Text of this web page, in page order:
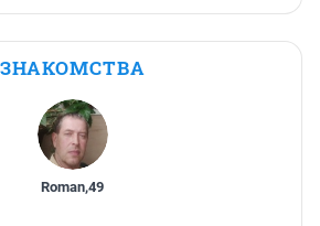
ЗНАКОМСТВА
Roman,49